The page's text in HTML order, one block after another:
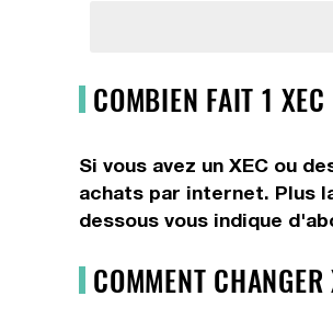
COMBIEN FAIT 1
Si vous avez un XEC ou
achats par internet. Plus
dessous vous indique
COMMENT